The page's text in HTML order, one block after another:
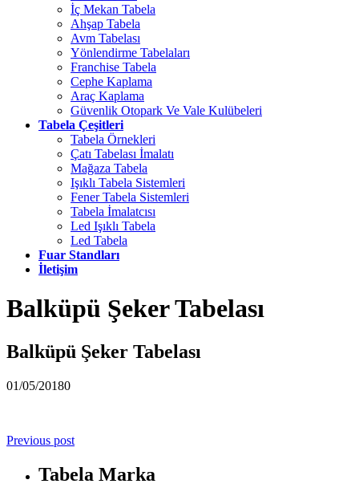
İç Mekan Tabela
Ahşap Tabela
Avm Tabelası
Yönlendirme Tabelaları
Franchise Tabela
Cephe Kaplama
Araç Kaplama
Güvenlik Otopark Ve Vale Kulübeleri
Tabela Çeşitleri
Tabela Örnekleri
Çatı Tabelası İmalatı
Mağaza Tabela
Işıklı Tabela Sistemleri
Fener Tabela Sistemleri
Tabela İmalatcısı
Led Işıklı Tabela
Led Tabela
Fuar Standları
İletişim
Balküpü Şeker Tabelası
Balküpü Şeker Tabelası
01/05/20180
Previous post
Tabela Marka